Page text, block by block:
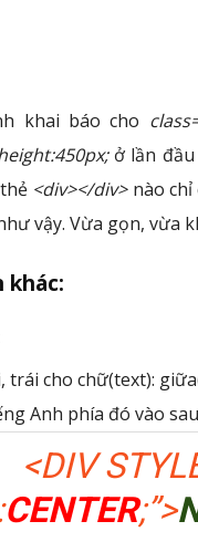
khai báo cho
ở lần đầu
<div></div> nào chỉ
vậy. Vừa gọn, vừa
khác:
trái cho chữ(text):
Anh phía đó vào
<DIV
CENTER;”>